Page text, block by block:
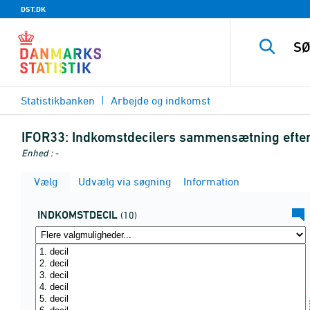
DST.DK
Statistikbanken Arbejde og indkomst
IFOR33: Indkomstdecilers sammensætning
Enhed : -
Vælg Udvælg via søgning Information
INDKOMSTDECIL (10)